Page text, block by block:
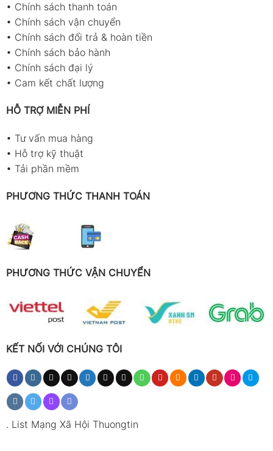
• Chính sách thanh toán
• Chính sách vận chuyển
• Chính sách đổi trả & hoàn tiền
• Chính sách bảo hành
• Chính sách đại lý
• Cam kết chất lượng
HỖ TRỢ MIỄN PHÍ
• Tư vấn mua hàng
• Hỗ trợ kỹ thuật
• Tải phần mềm
PHƯƠNG THỨC THANH TOÁN
PHƯƠNG THỨC VẬN CHUYỂN
KẾT NỐI VỚI CHÚNG TÔI
. List Mạng Xã Hội Thuongtin